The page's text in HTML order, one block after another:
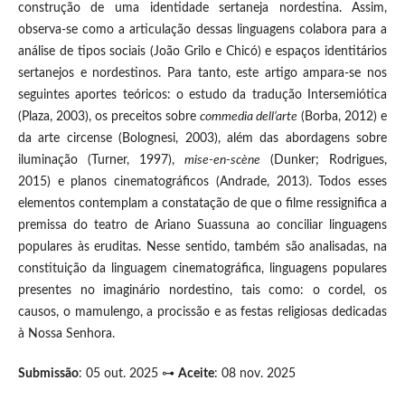
construção de uma identidade sertaneja nordestina. Assim,
observa-se como a articulação dessas linguagens colabora para a
análise de tipos sociais (João Grilo e Chicó) e espaços identitários
sertanejos e nordestinos. Para tanto, este artigo ampara-se nos
seguintes aportes teóricos: o estudo da tradução Intersemiótica
(Plaza, 2003), os preceitos sobrecommedia dell’arte (Borba, 2012) e
da arte circense (Bolognesi, 2003), além das abordagens sobre
iluminação (Turner, 1997),mise-en-scène (Dunker; Rodrigues,
2015) e planos cinematográficos (Andrade, 2013). Todos esses
elementos contemplam a constatação de que o filme ressignifica a
premissa do teatro de Ariano Suassuna ao conciliar linguagens
populares às eruditas. Nesse sentido, também são analisadas, na
constituição da linguagem cinematográfica, linguagens populares
presentes no imaginário nordestino, tais como: o cordel, os
causos, o mamulengo, a procissão e as festas religiosas dedicadas
à Nossa Senhora.
Submissão: 05 out. 2025 ⊶ Aceite: 08 nov. 2025